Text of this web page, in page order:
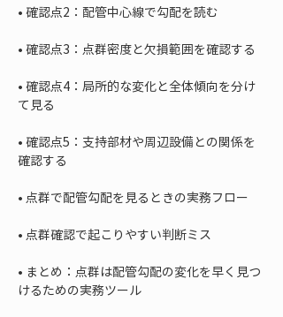
•
•
• 確認点4：局所的な変化と全体傾向を分け
• 確認点5：支持部材や周辺設備との関係を
•
•
• まとめ：点群は配管勾配の変化を早く見つ
けるための実務ツール